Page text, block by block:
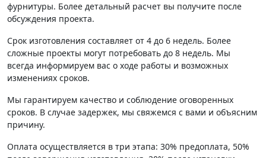
фурнитуры. Более детальный расчет вы получите после
обсуждения проекта.
Срок изготовления составляет от 4 до 6 недель. Более
сложные проекты могут потребовать до 8 недель. Мы
всегда информируем вас о ходе работы и возможных
изменениях сроков.
Мы гарантируем качество и соблюдение оговоренных
сроков. В случае задержек, мы свяжемся с вами и объясним
причину.
Оплата осуществляется в три этапа: 30% предоплата, 50%